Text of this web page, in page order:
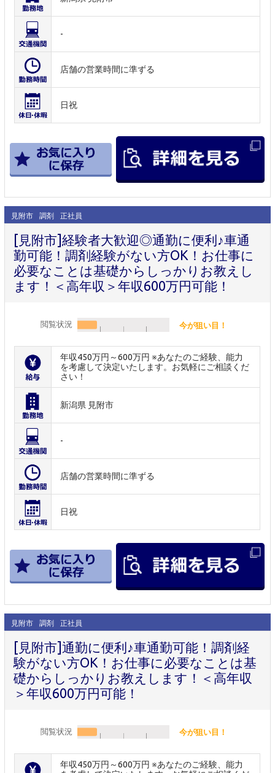
-
店舗の営業時間に準ずる
日祝
見附市 調剤 正社員
[見附市]経験者大歓迎◎通勤に便利♪車通
勤可能！調剤経験がない方OK！お仕事に
必要なことは基礎からしっかりお教えし
ます！＜高年収＞年収600万円可能！
閲覧状況 今が狙い目！
年収450万円～600万円 ※あなたのご経験、能力
を考慮して決定いたします。お気軽にご相談くだ
さい！
新潟県 見附市
-
店舗の営業時間に準ずる
日祝
見附市 調剤 正社員
[見附市]通勤に便利♪車通勤可能！調剤経
験がない方OK！お仕事に必要なことは基
礎からしっかりお教えします！＜高年収
＞年収600万円可能！
閲覧状況 今が狙い目！
年収450万円～600万円 ※あなたのご経験、能力